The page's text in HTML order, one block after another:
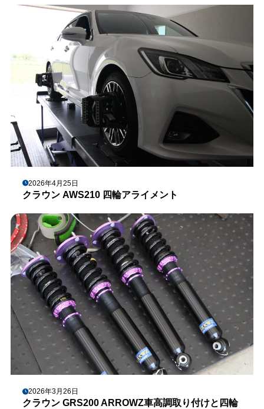
2026年4月25日
クラウン AWS210 四輪アライメント
2026年3月26日
クラウン GRS200 ARROWZ車高調取り付けと四輪